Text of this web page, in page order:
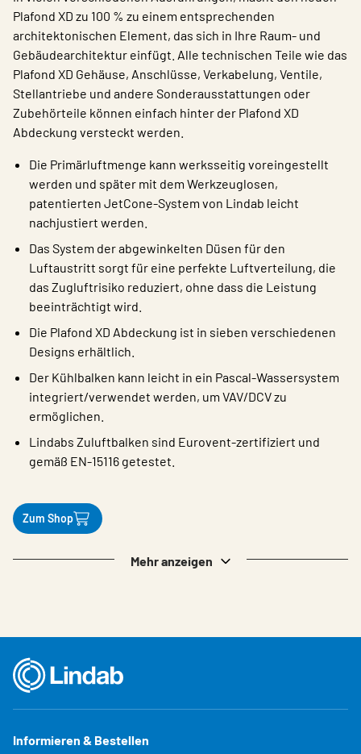
Plafond XD zu 100 % zu einem entsprechenden
architektonischen Element, das sich in Ihre Raum- und
Gebäudearchitektur einfügt. Alle technischen Teile wie das
Plafond XD Gehäuse, Anschlüsse, Verkabelung, Ventile,
Stellantriebe und andere Sonderausstattungen oder
Zubehörteile können einfach hinter der Plafond XD
Abdeckung versteckt werden.
Die Primärluftmenge kann werksseitig voreingestellt
werden und später mit dem Werkzeuglosen,
patentierten JetCone-System von Lindab leicht
nachjustiert werden.
Das System der abgewinkelten Düsen für den
Luftaustritt sorgt für eine perfekte Luftverteilung, die
das Zugluftrisiko reduziert, ohne dass die Leistung
beeinträchtigt wird.
Die Plafond XD Abdeckung ist in sieben verschiedenen
Designs erhältlich.
Der Kühlbalken kann leicht in ein Pascal-Wassersystem
integriert/verwendet werden, um VAV/DCV zu
ermöglichen.
Lindabs Zuluftbalken sind Eurovent-zertifiziert und
gemäß EN-15116 getestet.
Zum Shop
Mehr anzeigen
Informieren & Bestellen